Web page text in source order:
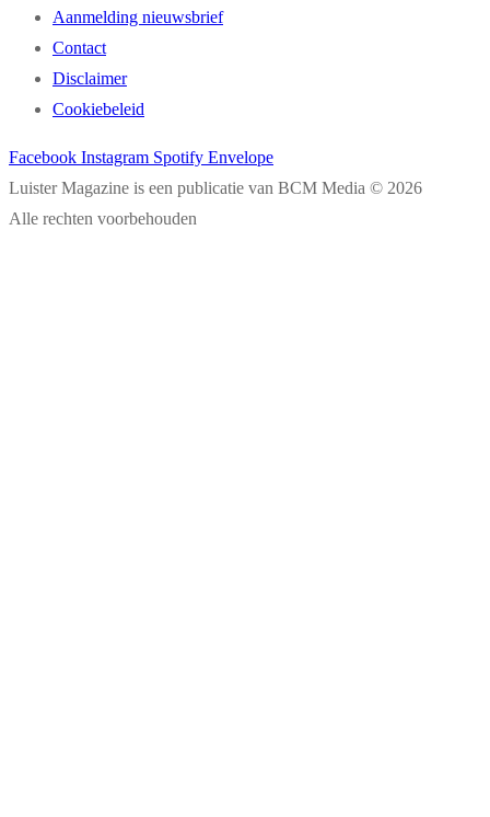
Aanmelding nieuwsbrief
Contact
Disclaimer
Cookiebeleid
Facebook Instagram Spotify Envelope
Luister Magazine is een publicatie van BCM Media © 2026
Alle rechten voorbehouden